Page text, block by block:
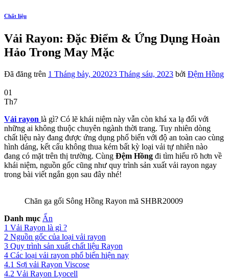
Chất liệu
Vải Rayon: Đặc Điểm & Ứng Dụng Hoàn
Hảo Trong May Mặc
Đã đăng trên 1 Tháng bảy, 202023 Tháng sáu, 2023 bởi Đệm Hồng
01
Th7
Vải rayon là gì? Có lẽ khái niệm này vẫn còn khá xa lạ đối với
những ai không thuộc chuyên ngành thời trang. Tuy nhiên dòng
chất liệu này đang được ứng dụng phổ biến với độ an toàn cao cùng
hình dáng, kết cấu không thua kém bất kỳ loại vải tự nhiên nào
đang có mặt trên thị trường. Cùng Đệm Hồng đi tìm hiểu rõ hơn về
khái niệm, nguồn gốc cũng như quy trình sản xuất vải rayon ngay
trong bài viết ngắn gọn sau đây nhé!
Chăn ga gối Sông Hồng Rayon mã SHBR20009
Danh mục Ẩn
1 Vải Rayon là gì ?
2 Nguồn gốc của loại vải rayon
3 Quy trình sản xuất chất liệu Rayon
4 Các loại vải rayon phổ biến hiện nay
4.1 Sợi vải Rayon Viscose
4.2 Vải Rayon Lyocell